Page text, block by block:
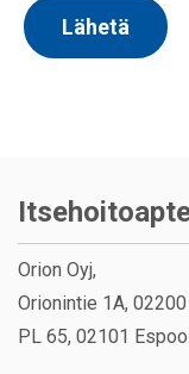
Orion Oyj,
Orionintie 1A,
PL 65, 02101 Espoo.